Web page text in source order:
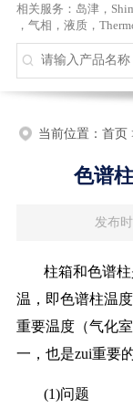
相关服务： 岛津，
， 气相 ， 液质，
当前位置： 首页
色谱
发布
柱箱和色谱
温，即色谱柱温
重要温度（气化
一，也是zui重要
(1)问题